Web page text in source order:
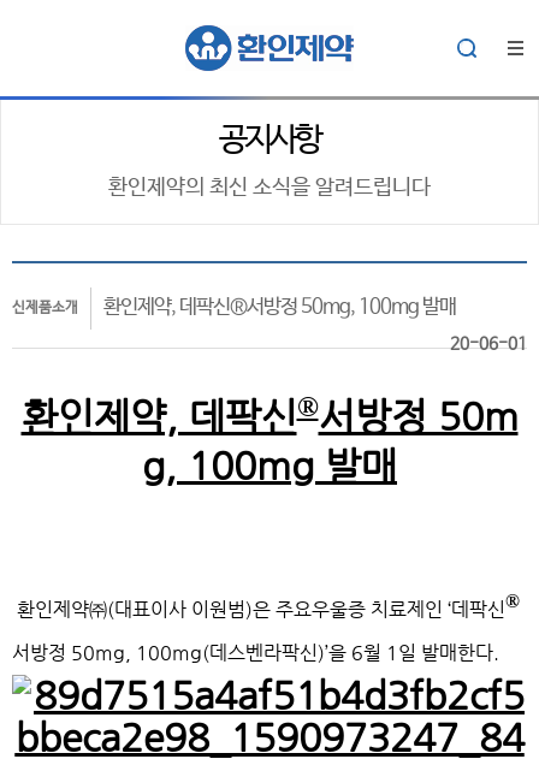
공지사항
환인제약의 최신 소식을 알려드립니다
신제품소개 환인제약, 데팍신®서방정 50mg, 100mg 발매
20-06-01
환인제약, 데팍신®서방정 50m
g, 100mg 발매
환인제약㈜(대표이사 이원범)은 주요우울증 치료제인 ‘데팍신®
서방정 50mg, 100mg(데스벤라팍신)’을 6월 1일 발매한다.